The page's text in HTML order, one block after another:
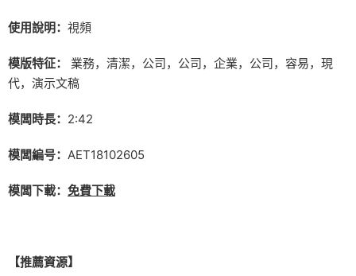
使用說明： 視頻
模版特征：
業務，清潔，公司，公司，企業，公司，容易，現
代，演示文稿
模闆時長： 2:42
模闆編号： AET18102605
模闆下載： 免費下載
【推薦資源】